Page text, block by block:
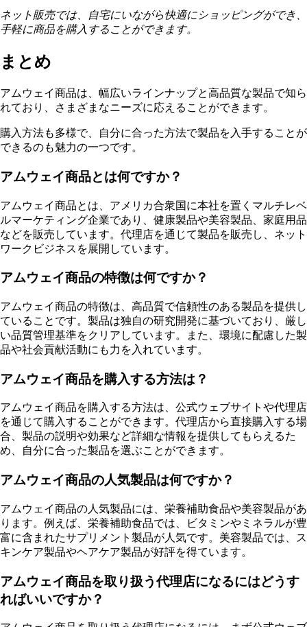
ネット販売では、自宅にいながら快適にショッピングができ、
手軽に商品を購入することができます。
まとめ
アムウェイ商品は、幅広いラインナップと高品質な製品で知ら
れており、さまざまなニーズに応えることができます。
購入方法も多様で、自分に合った方法で製品を入手することが
できるのも魅力の一つです。
アムウェイ商品とは何ですか？
アムウェイ商品とは、アメリカ合衆国に本社を置くマルチレベ
ルマーケティング企業であり、健康製品や美容製品、家庭用品
などを販売しています。代理店を通じて製品を販売し、ネット
ワークビジネスを展開しています。
アムウェイ商品の特徴は何ですか？
アムウェイ商品の特徴は、高品質で信頼性のある製品を提供し
ていることです。製品は独自の研究開発に基づいており、厳し
い品質管理基準をクリアしています。また、環境に配慮した製
品や社会貢献活動にも力を入れています。
アムウェイ商品を購入する方法は？
アムウェイ商品を購入する方法は、公式ウェブサイトや代理店
を通じて購入することができます。代理店から直接購入する場
合、製品の説明や効果など詳細な情報を提供してもらえるた
め、自分に合った製品を選ぶことができます。
アムウェイ商品の人気製品は何ですか？
アムウェイ商品の人気製品には、栄養補助食品や美容製品があ
ります。例えば、栄養補助食品では、ビタミンやミネラルが豊
富に含まれたサプリメント製品が人気です。美容製品では、ス
キンケア製品やヘアケア製品が好評を得ています。
アムウェイ商品を取り扱う代理店になるにはどうす
ればいいですか？